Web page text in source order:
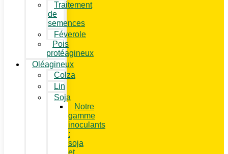
Traitement
de
semences
Féverole
Pois
protéagineux
Oléagineux
Colza
Lin
Soja
Notre
gamme
inoculants
:
soja
et